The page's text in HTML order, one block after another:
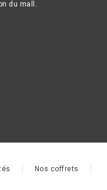
du mall.
Nos coffrets